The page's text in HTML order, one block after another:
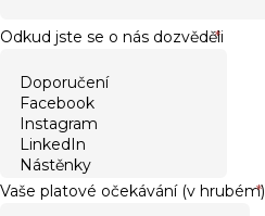
Odkud jste se o nás dozvěděli
*
Vaše platové očekávání (v hrubém)
*